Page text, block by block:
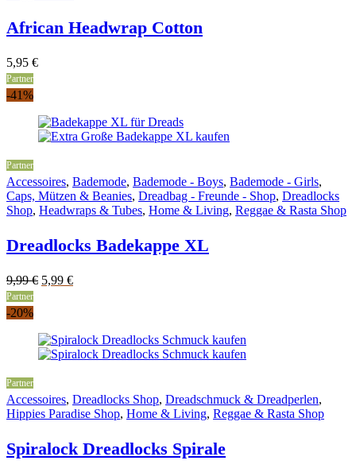
African Headwrap Cotton
5,95 €
Partner
-41%
Partner
Accessoires, Bademode, Bademode - Boys, Bademode - Girls,
Caps, Mützen & Beanies, Dreadbag - Freunde - Shop, Dreadlocks
Shop, Headwraps & Tubes, Home & Living, Reggae & Rasta Shop
Dreadlocks Badekappe XL
9,99€ Original
5,99 €Current
Partner
-20%
Partner
Accessoires, Dreadlocks Shop, Dreadschmuck & Dreadperlen,
Hippies Paradise Shop, Home & Living, Reggae & Rasta Shop
Spiralock Dreadlocks Spirale